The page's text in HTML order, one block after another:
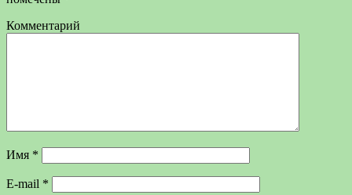
Комментарий
Имя *
E-mail *